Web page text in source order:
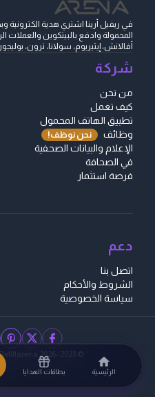
الرئيسية بطاقات الهدايا
في ريفيل أرينا اشتري هدية الكترونية
المحمولة وادفع بالبيتكوين والعملات
أفالانش، إيثيريوم، سولانا، ترون،
شركة
من نحن
كيف تعمل
تطبيق الهاتف المحمول
وظائف
نحن نوظف!
الإعلام والبيانات الصحفية
في الصحافة
فرصة استثمار
دعم
اتصل بنا
الشروط والأحكام
سياسة الخصوصية
© 2023–2026 Refillarena.